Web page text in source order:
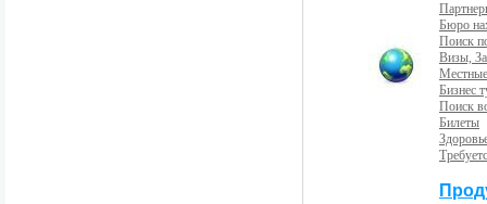
Бюро
Поиск
Визы,
Бизнес
Поиск
Билеты